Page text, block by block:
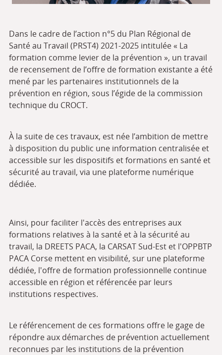
Dans le cadre de l’action n°5 du Plan Régional de
Santé au Travail (PRST4) 2021-2025 intitulée « La
formation comme levier de la prévention », un travail
de recensement de l’offre de formation existante a été
mené par les partenaires institutionnels de la
prévention en région, sous l’égide de la commission
technique du CROCT.
À la suite de ces travaux, est née l’ambition de mettre
à disposition du public une information centralisée et
accessible sur les dispositifs et formations en santé et
sécurité au travail, via une plateforme numérique
dédiée.
Ainsi, pour faciliter l'accès des entreprises aux
formations relatives à la santé et à la sécurité au
travail, la DREETS PACA, la CARSAT Sud-Est et l'OPPBTP
PACA Corse mettent en visibilité, sur une plateforme
dédiée, l'offre de formation professionnelle continue
accessible en région et référencée par leurs
institutions respectives.
Le référencement de ces formations offre le gage de
répondre aux démarches de prévention actuellement
reconnues par les institutions de la prévention